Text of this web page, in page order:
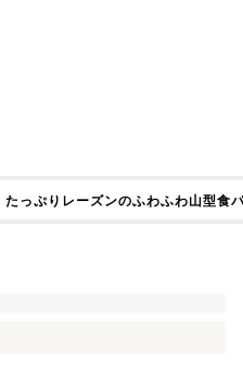
たっぷりレーズンのふわふわ山型食